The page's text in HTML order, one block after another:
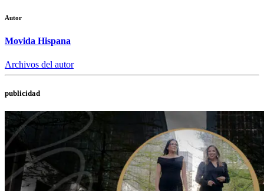
Autor
Movida Hispana
Archivos del autor
publicidad